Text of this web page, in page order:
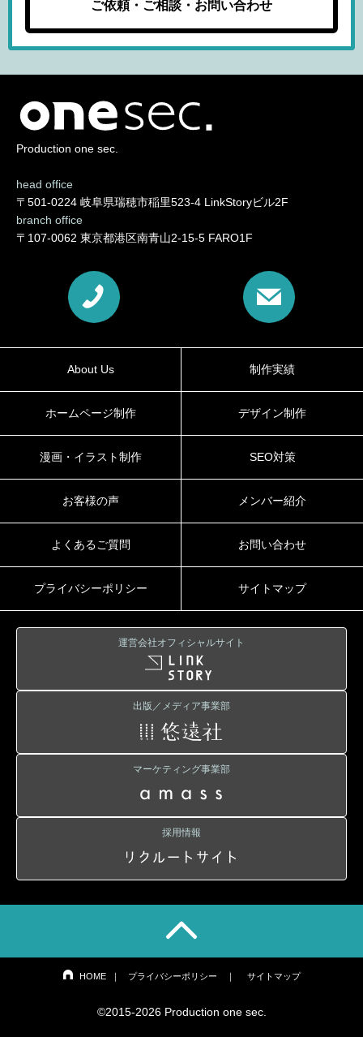
ご依頼・ご相談・お問い合わせ
Production one sec.
head office
〒501-0224 岐阜県瑞穂市稲里523-4 LinkStoryビル2F
branch office
〒107-0062 東京都港区南青山2-15-5 FARO1F
About Us 制作実績
ホームページ制作 デザイン制作
漫画・イラスト制作 SEO対策
お客様の声 メンバー紹介
よくあるご質問 お問い合わせ
プライバシーポリシー サイトマップ
運営会社オフィシャルサイト
出版／メディア事業部
マーケティング事業部
採用情報
HOME｜ プライバシーポリシー サイトマップ
©2015-2026 Production one sec.